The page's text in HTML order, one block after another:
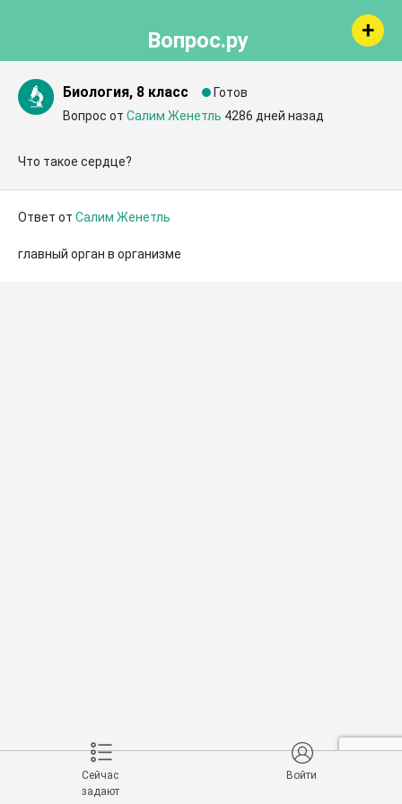
Вопрос.ру
Биология, 8 класс
Готов
Вопрос от Салим Женетль 4286 дней назад
Что такое сердце?
Ответ от Салим Женетль
главный орган в организме
Сейчас
задают
Войти